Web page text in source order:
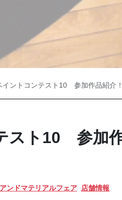
イントコンテスト10 参加作品紹介
スト10 参加
ンドマテリアルフェア 店舗情報